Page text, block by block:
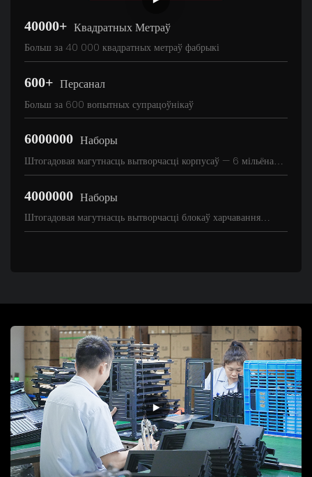
40000+ Квадратных Метраў
Больш за 40 000 квадратных метраў фабрыкі
600+ Персанал
Больш за 600 вопытных супрацоўнікаў
6000000 Наборы
Штогадовая магутнасць вытворчасці корпусаў — 6 мільёнаў
камплектаў
4000000 Наборы
Штогадовая магутнасць вытворчасці блокаў харчавання
складае 4 мільёны камплектаў